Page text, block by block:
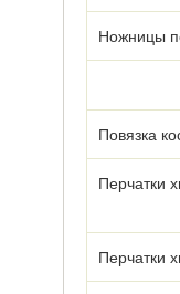
Ножницы
Повязка
Перчатки
Перчатки